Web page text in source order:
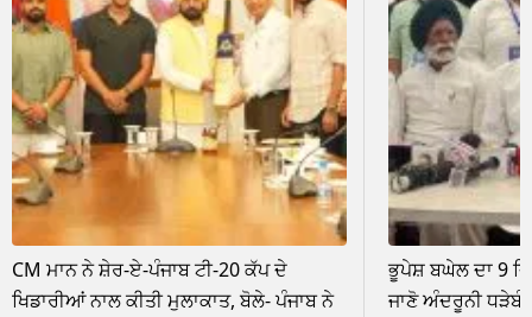
CM ਮਾਨ ਨੇ ਸ਼ੇਰ-ਏ-ਪੰਜਾਬ ਟੀ-20 ਕੱਪ ਦੇ
ਖਿਡਾਰੀਆਂ ਨਾਲ ਕੀਤੀ ਮੁਲਾਕਾਤ, ਬੋਲੇ- ਪੰਜਾਬ ਨੇ
ਭੂਪੇਸ਼ ਬਘੇਲ ਦਾ 9
ਜਾਣੋ ਅੰਦਰੂਨੀ